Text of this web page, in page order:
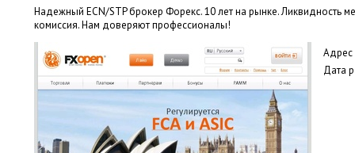
Надежный ECN/STP брокер Форекс. 10 лет на рынке. Ликвидность
комиссия. Нам доверяют профессионалы!
Адрес
Дата